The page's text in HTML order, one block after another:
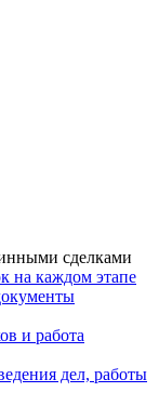
сделками
на каждом этапе
и работа
дел, работы